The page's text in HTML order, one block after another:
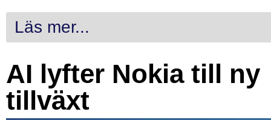
Läs mer...
AI lyfter Nokia till ny
tillväxt